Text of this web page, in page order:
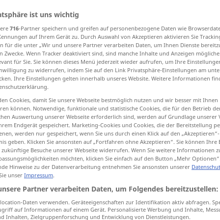
cancellation cut
Streichungeines Worts, einer Zeile
etc
Streichungeines Namens,
Bewerbers, Listenpunktes etc
Streichung eines Auftrages etc
ist uns wichtig
716-Partner speichern und greifen auf personenbezogene Daten wie
auf Ihrem Gerät zu. Durch Auswahl von Akzeptieren aktivieren Sie
für die unter „Wir und unsere Partner verarbeiten Daten, um Ihnen Dienste
Zwecke. Wenn Tracker deaktiviert sind, sind manche Inhalte und Anzeigen
für Sie. Sie können dieses Menü jederzeit wieder aufrufen, um Ihre
zu widerrufen, indem Sie auf den Link Privatsphäre-Einstellungen am
Ihre Einstellungen gelten innerhalb unseres Website. Weitere Informationen
Cookies, damit Sie unsere Webseite bestmöglich nutzen und wir besser mit Ihnen
können. Notwendige, funktionale und statistische Cookies, die für den Betrieb
Auswertung unserer Webseite erforderlich sind, werden auf Grundlage unserer
Endgerät gespeichert. Marketing-Cookies und Cookies, die der Bereitstellung
werden nur gespeichert, wenn Sie uns durch einen Klick auf den
geben. Klicken Sie ansonsten auf „Fortfahren ohne Akzeptieren“. Sie können
Besuche unserer Webseite widerrufen. Wenn Sie weitere Informationen
möchten, klicken Sie einfach auf den Button „Mehr
Hinweise zu der Datenverarbeitung entnehmen Sie ansonsten unserer
unser Impressum.
Partner verarbeiten Daten, um Folgendes bereitzustellen:
Daten verwenden. Geräteeigenschaften zur Identifikation aktiv abfragen.
auf Informationen auf einem Gerät. Personalisierte Werbung und Inhalte,
Inhalten, Zielgruppenforschung und Entwicklung von Dienstleistungen.